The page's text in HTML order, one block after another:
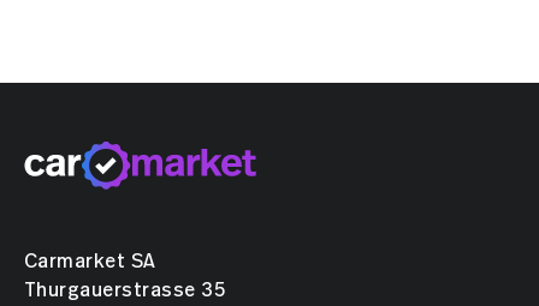
Carmarket SA
Thurgauerstrasse 35